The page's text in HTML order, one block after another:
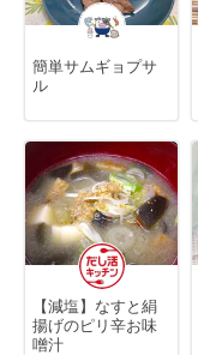
簡単サムギョプサ
ル
【減塩】なすと絹
揚げのピリ辛お味
噌汁